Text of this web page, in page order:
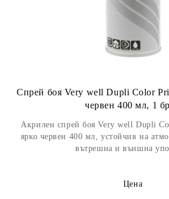
Спрей боя Very well Dupli Color
червен 400 мл, 1
Акрилен спрей боя Very well Dupli
ярко червен 400 мл, устойчив на
вътрешна и външна
Цена